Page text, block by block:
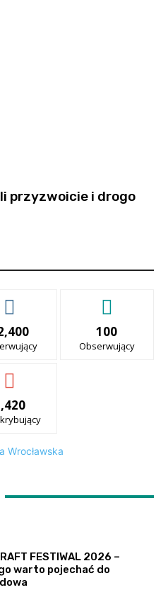
przyzwoicie i drogo
100
Obserwujący
FESTIWAL 2026 –
warto pojechać do